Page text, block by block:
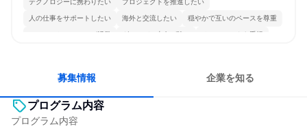
テクノロジーに携わりたい プロジェクトを推進したい
人の仕事をサポートしたい 海外と交流したい 穏やかで互いのペースを尊重
コミュニケーションが活発 グローバル志向が強い チームワークを重視
募集情報 企業を知る
プログラム内容
プログラム内容